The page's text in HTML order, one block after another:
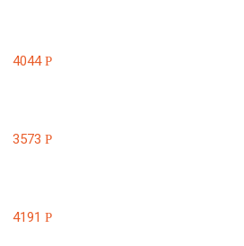
4044Р
3573Р
4191Р